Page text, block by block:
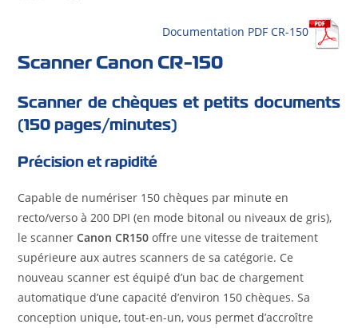
Documentation PDF CR-150
Scanner Canon CR-150
Scanner de chèques et petits documents
(150 pages/minutes)
Précision et rapidité
Capable de numériser 150 chèques par minute en
recto/verso à 200 DPI (en mode bitonal ou niveaux de gris),
le scanner Canon CR150 offre une vitesse de traitement
supérieure aux autres scanners de sa catégorie. Ce
nouveau scanner est équipé d’un bac de chargement
automatique d’une capacité d’environ 150 chèques. Sa
conception unique, tout-en-un, vous permet d’accroître